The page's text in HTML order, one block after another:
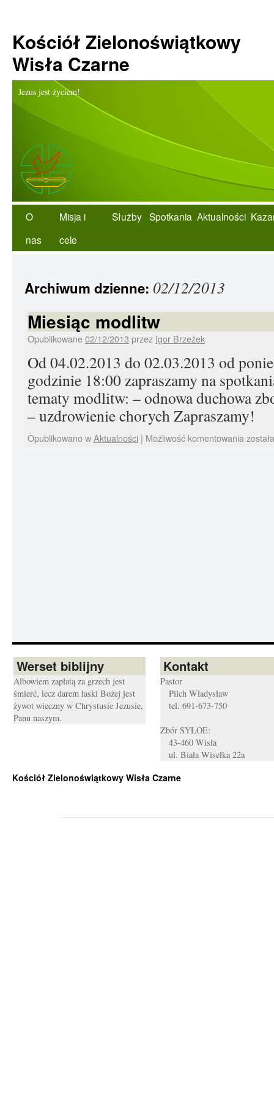
Kościół Zielonoświątkowy
Wisła Czarne
Jezus jest życiem!
O
nas
Misja i
cele
Służby Spotkania Aktualności
Archiwum dzienne: 02/12/2013
Miesiąc modlitw
Opublikowane02/12/2013 przez Igor Brzeżek
Od 04.02.2013 do 02.03.2013 od
godzinie 18:00 zapraszamy na
tematy modlitw: – odnowa duchowa
– uzdrowienie chorych Zapraszamy!
Opublikowano wAktualności | Możliwość komentowania
Werset biblijny
Albowiem zapłatą za grzech jest
śmierć, lecz darem łaski Bożej jest
żywot wieczny w Chrystusie Jezusie,
Panu naszym.
Kontakt
Pastor
Pilch Władysław
tel. 691-673-750
Zbór SYLOE:
43-460 Wisła
ul. Biała Wisełka 22a
Kościół Zielonoświątkowy Wisła Czarne